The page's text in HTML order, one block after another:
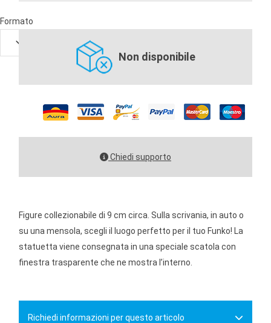
Formato
Non disponibile
Chiedi supporto
Figure collezionabile di 9 cm circa. Sulla scrivania, in auto o
su una mensola, scegli il luogo perfetto per il tuo Funko! La
statuetta viene consegnata in una speciale scatola con
finestra trasparente che ne mostra l’interno.
Richiedi informazioni per questo articolo